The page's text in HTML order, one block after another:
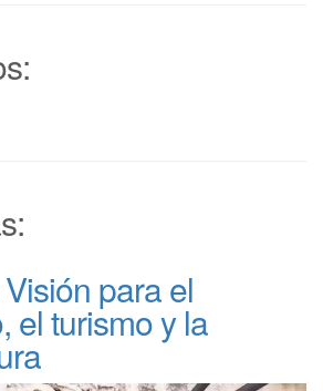
para el
el turismo y la